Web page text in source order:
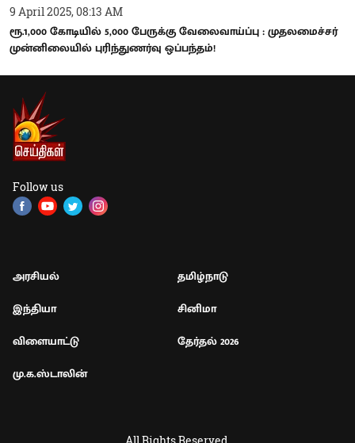
9 April 2025, 08:13 AM
ரூ.1,000 கோடியில் 5,000 பேருக்கு வேலைவாய்ப்பு : முதலமைச்சர்
முன்னிலையில் புரிந்துணர்வு ஒப்பந்தம்!
Follow us
அரசியல்
தமிழ்நாடு
இந்தியா
சினிமா
விளையாட்டு
தேர்தல் 2026
மு.க.ஸ்டாலின்